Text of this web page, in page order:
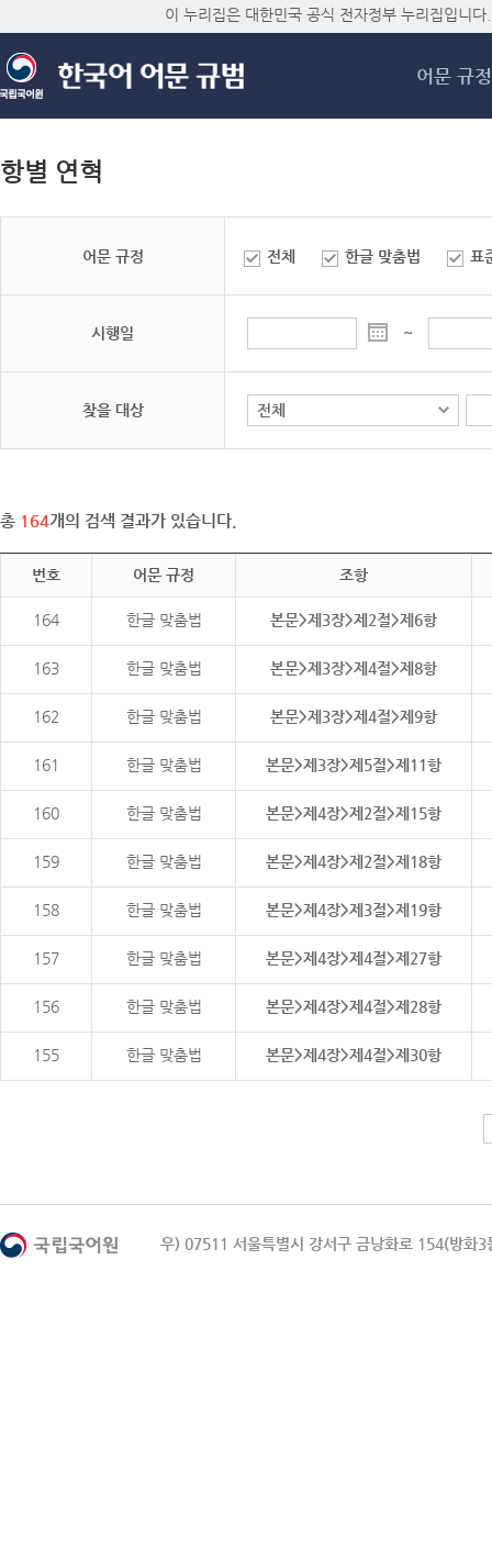
메
이 누리집은 대한민국 공식 전자정부 누리집입니다.
어문 규정
항별 연혁
어문 규정 전체 한글 맞춤법 표
시행일 ~
찾을 대상
총 164개의 검색 결과가 있습니다.
번호 어문 규정 조항
164 한글 맞춤법 본문>제3장>제2절>제6항
163 한글 맞춤법 본문>제3장>제4절>제8항
162 한글 맞춤법 본문>제3장>제4절>제9항
161 한글 맞춤법 본문>제3장>제5절>제11항
160 한글 맞춤법 본문>제4장>제2절>제15항
159 한글 맞춤법 본문>제4장>제2절>제18항
158 한글 맞춤법 본문>제4장>제3절>제19항
157 한글 맞춤법 본문>제4장>제4절>제27항
156 한글 맞춤법 본문>제4장>제4절>제28항
155 한글 맞춤법 본문>제4장>제4절>제30항
우) 07511 서울특별시 강서구 금낭화로 154(방화3